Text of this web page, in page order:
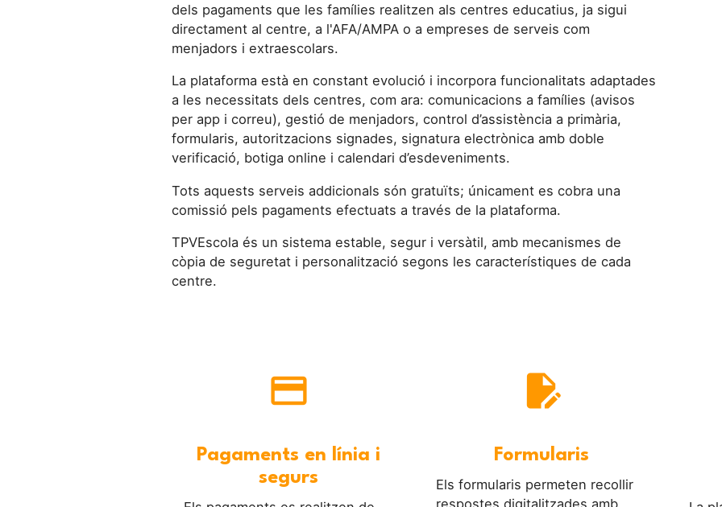
dels pagaments que les famílies realitzen als centres educatius, ja sigui
directament al centre, a l'AFA/AMPA o a empreses de serveis com
menjadors i extraescolars.
La plataforma està en constant evolució i incorpora funcionalitats adaptades
a les necessitats dels centres, com ara: comunicacions a famílies (avisos
per app i correu), gestió de menjadors, control d’assistència a primària,
formularis, autoritzacions signades, signatura electrònica amb doble
verificació, botiga online i calendari d’esdeveniments.
Tots aquests serveis addicionals són gratuïts; únicament es cobra una
comissió pels pagaments efectuats a través de la plataforma.
TPVEscola és un sistema estable, segur i versàtil, amb mecanismes de
còpia de seguretat i personalització segons les característiques de cada
centre.
credit_card
Pagaments en línia i
segurs
edit_document
Formularis
Els formularis permeten recollir